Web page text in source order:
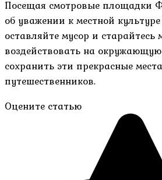
Посещая смотровые площадки
об уважении к местной
оставляйте мусор и
воздействовать на
сохранить эти прекрасные
путешественников.
Оцените статью